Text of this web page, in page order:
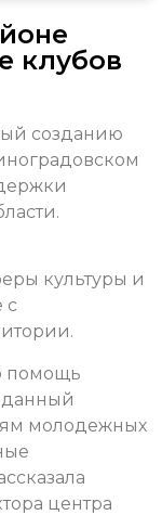
клубов
созданию
культуры и
с
помощь
данный
молодежных
центра